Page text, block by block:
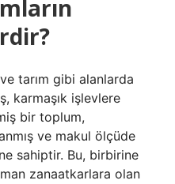
tarım gibi alanlarda
karmaşık işlevlere
bir toplum,
ve makul ölçüde
sahiptir. Bu, birbirine
zanaatkarlara olan